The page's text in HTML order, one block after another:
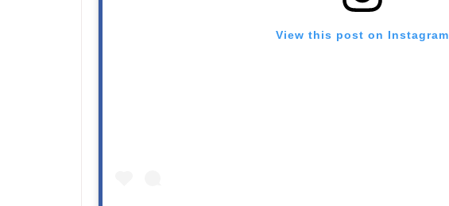
View this post on Instagram